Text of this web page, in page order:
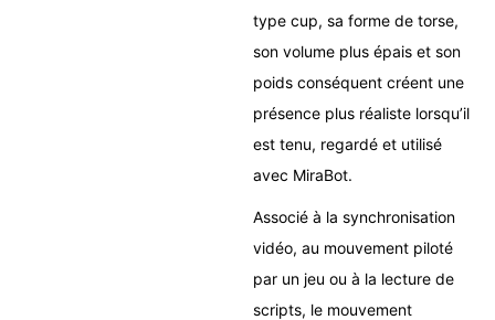
type cup, sa forme de torse,
son volume plus épais et son
poids conséquent créent une
présence plus réaliste lorsqu’il
est tenu, regardé et utilisé
avec MiraBot.
Associé à la synchronisation
vidéo, au mouvement piloté
par un jeu ou à la lecture de
scripts, le mouvement